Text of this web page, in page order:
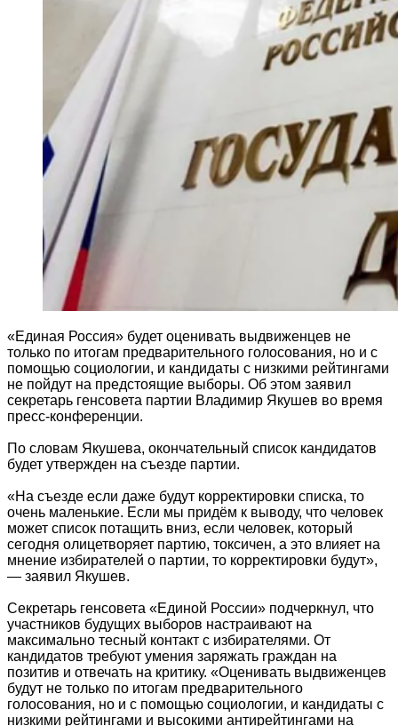
«Единая Россия» будет оценивать выдвиженцев не
только по итогам предварительного голосования, но и с
помощью социологии, и кандидаты с низкими рейтингами
не пойдут на предстоящие выборы. Об этом заявил
секретарь генсовета партии Владимир Якушев во время
пресс-конференции.
По словам Якушева, окончательный список кандидатов
будет утвержден на съезде партии.
«На съезде если даже будут корректировки списка, то
очень маленькие. Если мы придём к выводу, что человек
может список потащить вниз, если человек, который
сегодня олицетворяет партию, токсичен, а это влияет на
мнение избирателей о партии, то корректировки будут»,
— заявил Якушев.
Секретарь генсовета «Единой России» подчеркнул, что
участников будущих выборов настраивают на
максимально тесный контакт с избирателями. От
кандидатов требуют умения заряжать граждан на
позитив и отвечать на критику. «Оценивать выдвиженцев
будут не только по итогам предварительного
голосования, но и с помощью социологии, и кандидаты с
низкими рейтингами и высокими антирейтингами на